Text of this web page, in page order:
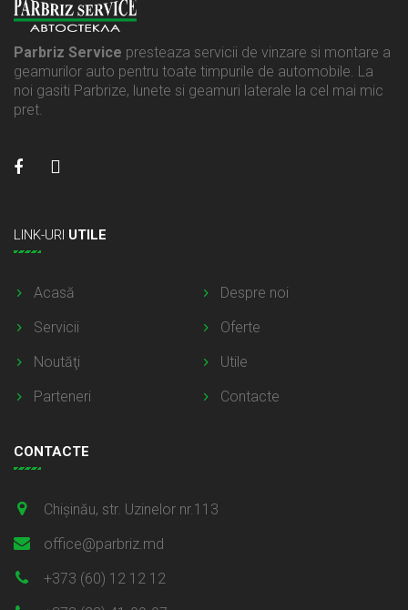
Parbriz Service presteaza servicii de vinzare si montare a
geamurilor auto pentru toate timpurile de automobile. La
noi gasiti Parbrize, lunete si geamuri laterale la cel mai mic
pret.
LINK-URI UTILE
Acasă
Despre noi
Servicii
Oferte
Noutăţi
Utile
Parteneri
Contacte
CONTACTE
Chișinău, str. Uzinelor nr.113
office@parbriz.md
+373 (60) 12 12 12